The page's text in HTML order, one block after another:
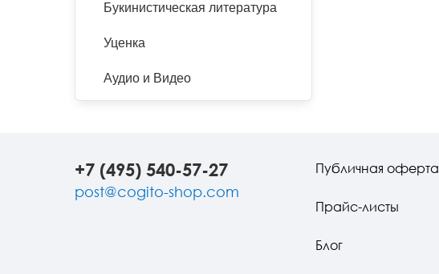
Букинистическая литература
Уценка
Аудио и Видео
+7 (495) 540-57-27
post@cogito-shop.com
Публичная оферта
Прайс-листы
Блог